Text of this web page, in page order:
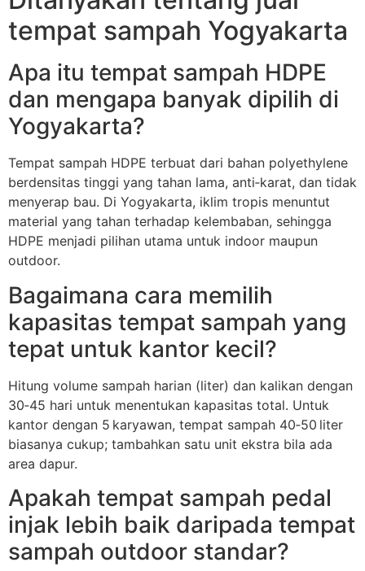
tempat sampah Yogyakarta
Apa itu tempat sampah HDPE
dan mengapa banyak dipilih di
Yogyakarta?
Tempat sampah HDPE terbuat dari bahan polyethylene
berdensitas tinggi yang tahan lama, anti‑karat, dan tidak
menyerap bau. Di Yogyakarta, iklim tropis menuntut
material yang tahan terhadap kelembaban, sehingga
HDPE menjadi pilihan utama untuk indoor maupun
outdoor.
Bagaimana cara memilih
kapasitas tempat sampah yang
tepat untuk kantor kecil?
Hitung volume sampah harian (liter) dan kalikan dengan
30‑45 hari untuk menentukan kapasitas total. Untuk
kantor dengan 5 karyawan, tempat sampah 40‑50 liter
biasanya cukup; tambahkan satu unit ekstra bila ada
area dapur.
Apakah tempat sampah pedal
injak lebih baik daripada tempat
sampah outdoor standar?